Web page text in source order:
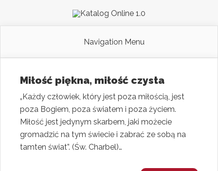
Navigation Menu
Miłość piękna, miłość czysta
„Każdy człowiek, który jest poza miłością, jest
poza Bogiem, poza światem i poza życiem.
Miłość jest jedynym skarbem, jaki możecie
gromadzić na tym świecie i zabrać ze sobą na
tamten świat”. (Św. Charbel)…